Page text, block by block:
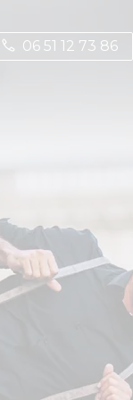
06 51 12 73 86